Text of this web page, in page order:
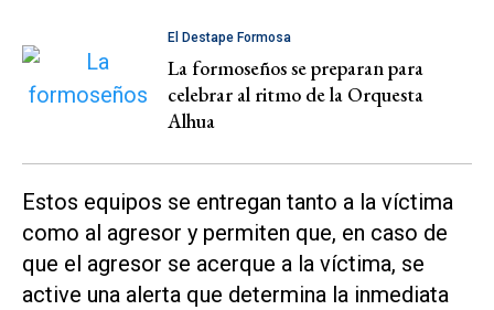
El Destape Formosa
La formoseños se preparan para
celebrar al ritmo de la Orquesta
Alhua
Estos equipos se entregan tanto a la víctima
como al agresor y permiten que, en caso de
que el agresor se acerque a la víctima, se
active una alerta que determina la inmediata